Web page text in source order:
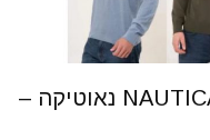
סריג קלאסי לגבר NAUTICA נאוטיקה –